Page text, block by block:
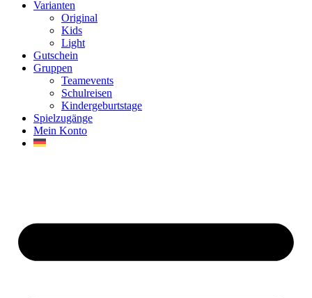
Varianten
Original
Kids
Light
Gutschein
Gruppen
Teamevents
Schulreisen
Kindergeburtstage
Spielzugänge
Mein Konto